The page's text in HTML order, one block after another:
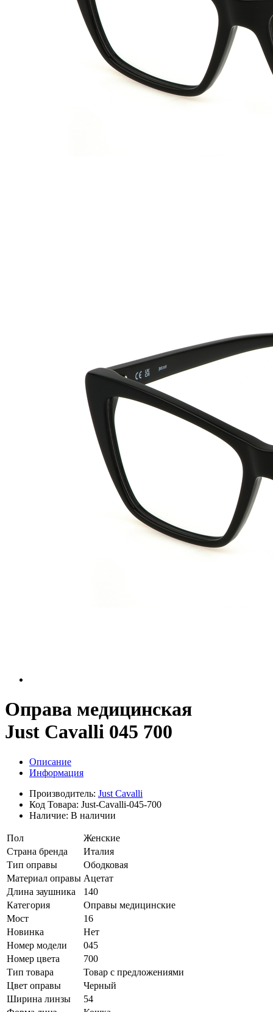
Оправа медицинская
Just Cavalli 045 700
Описание
Информация
Производитель: Just Cavalli
Код Товара: Just-Cavalli-045-700
Наличие: В наличии
Пол
Женские
Страна бренда
Италия
Тип оправы
Ободковая
Материал оправы Ацетат
Длина заушника
140
Категория
Оправы медицинские
Мост
16
Новинка
Нет
Номер модели
045
Номер цвета
700
Тип товара
Товар с предложениями
Цвет оправы
Черный
Ширина линзы
54